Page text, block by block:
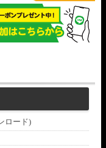
ロード)